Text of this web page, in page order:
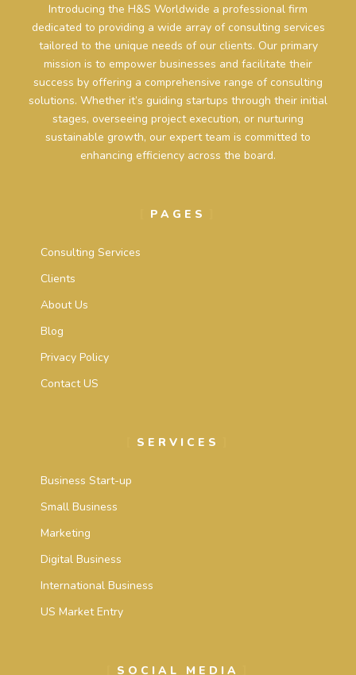
Introducing the H&S Worldwide a professional firm
dedicated to providing a wide array of consulting services
tailored to the unique needs of our clients. Our primary
mission is to empower businesses and facilitate their
success by offering a comprehensive range of consulting
solutions. Whether it’s guiding startups through their initial
stages, overseeing project execution, or nurturing
sustainable growth, our expert team is committed to
enhancing efficiency across the board.
PAGES
Consulting Services
Clients
About Us
Blog
Privacy Policy
Contact US
SERVICES
Business Start-up
Small Business
Marketing
Digital Business
International Business
US Market Entry
SOCIAL MEDIA